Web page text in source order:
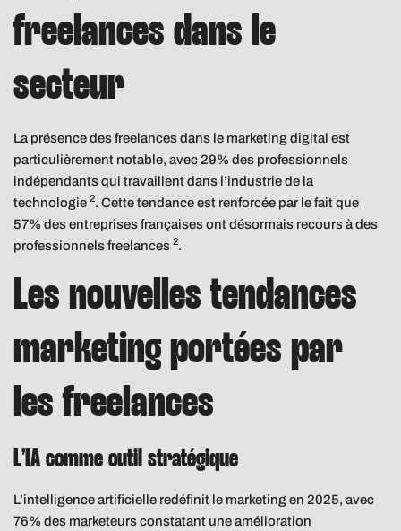
freelances dans le
secteur
La présence des freelances dans le marketing digital est
particulièrement notable, avec 29% des professionnels
indépendants qui travaillent dans l’industrie de la
technologie 2. Cette tendance est renforcée par le fait que
57% des entreprises françaises ont désormais recours à des
professionnels freelances 2.
Les nouvelles tendances
marketing portées par
les freelances
L’IA comme outil stratégique
L’intelligence artificielle redéfinit le marketing en 2025, avec
76% des marketeurs constatant une amélioration